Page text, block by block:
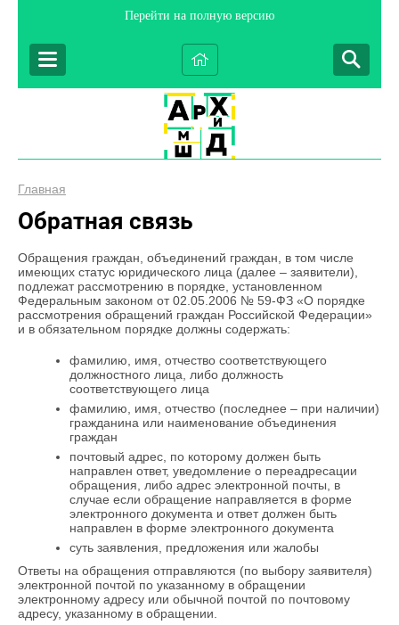
Перейти на полную версию
Главная
Обратная связь
Обращения граждан, объединений граждан, в том числе
имеющих статус юридического лица (далее – заявители),
подлежат рассмотрению в порядке, установленном
Федеральным законом от 02.05.2006 № 59-ФЗ «О порядке
рассмотрения обращений граждан Российской Федерации»
и в обязательном порядке должны содержать:
фамилию, имя, отчество соответствующего
должностного лица, либо должность
соответствующего лица
фамилию, имя, отчество (последнее – при наличии)
гражданина или наименование объединения
граждан
почтовый адрес, по которому должен быть
направлен ответ, уведомление о переадресации
обращения, либо адрес электронной почты, в
случае если обращение направляется в форме
электронного документа и ответ должен быть
направлен в форме электронного документа
суть заявления, предложения или жалобы
Ответы на обращения отправляются (по выбору заявителя)
электронной почтой по указанному в обращении
электронному адресу или обычной почтой по почтовому
адресу, указанному в обращении.